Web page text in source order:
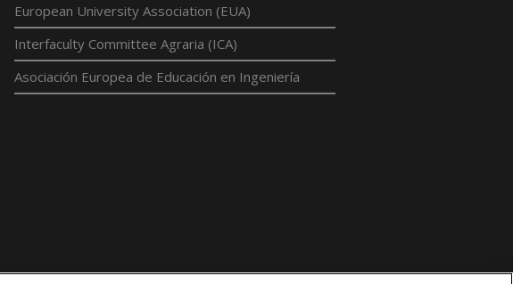
European University Association (EUA)
Interfaculty Committee Agraria (ICA)
Asociación Europea de Educación en Ingeniería